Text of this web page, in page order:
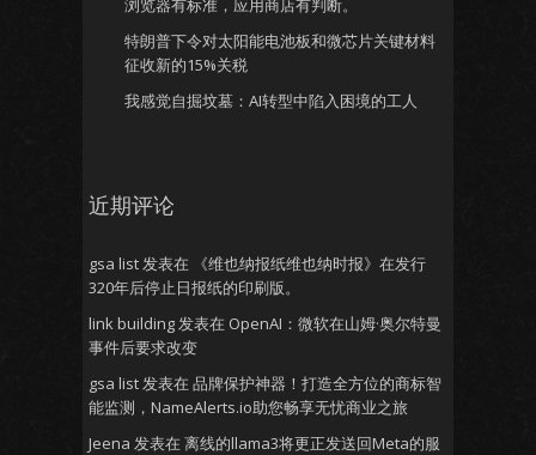
浏览器有标准，应用商店有判断。
特朗普下令对太阳能电池板和微芯片关键材料
征收新的15%关税
我感觉自掘坟墓：AI转型中陷入困境的工人
近期评论
gsa list发表在
《维也纳报纸维也纳时报》在发行
320年后停止日报纸的印刷版。
link building发表在 OpenAI：微软在山姆·奥尔特曼
事件后要求改变
gsa list发表在 品牌保护神器！打造全方位的商标智
能监测，NameAlerts.io助您畅享无忧商业之旅
Jeena 发表在 离线的llama3将更正发送回Meta的服